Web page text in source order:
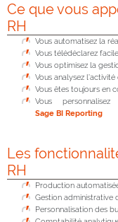
Ce que vous
RH
Vous automatisez la
Vous télédéclarez
Vous optimisez la
Vous analysez
Vous êtes toujours en
Vous
Sage BI Reporting
Les
RH
Production
Gestion administrative
Personnalisation des